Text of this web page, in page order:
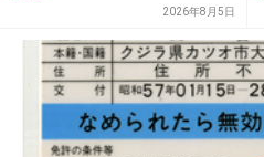
フレンド切りたい
30. 匿名2019/06/20(木) 19:18:14
2026年8月5日